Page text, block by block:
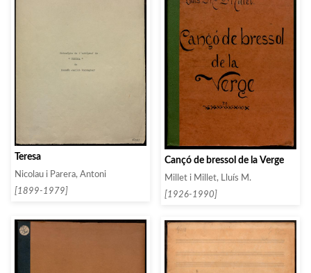
Teresa
Nicolau i Parera, Antoni
[1899-1979]
Cançó de bressol de la Verge
Millet i Millet, Lluís M.
[1926-1990]